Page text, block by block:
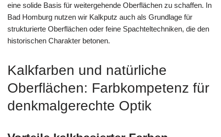
eine solide Basis für weitergehende Oberflächen zu schaffen. In
Bad Homburg nutzen wir Kalkputz auch als Grundlage für
strukturierte Oberflächen oder feine Spachteltechniken, die den
historischen Charakter betonen.
Kalkfarben und natürliche
Oberflächen: Farbkompetenz für
denkmalgerechte Optik